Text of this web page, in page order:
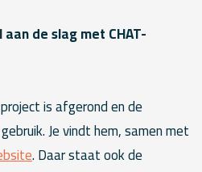
de slag met CHAT-
is afgerond en de
Je vindt hem, samen met
. Daar staat ook de